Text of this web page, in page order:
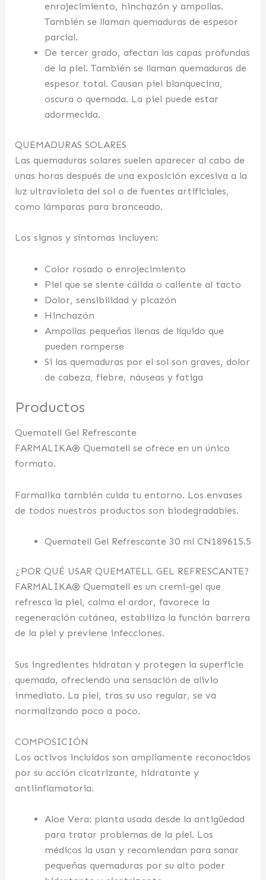
enrojecimiento, hinchazón y ampollas.
También se llaman quemaduras de espesor
parcial.
De tercer grado, afectan las capas profundas
de la piel. También se llaman quemaduras de
espesor total. Causan piel blanquecina,
oscura o quemada. La piel puede estar
adormecida.
QUEMADURAS SOLARES
Las quemaduras solares suelen aparecer al cabo de
unas horas después de una exposición excesiva a la
luz ultravioleta del sol o de fuentes artificiales,
como lámparas para bronceado.
Los signos y síntomas incluyen:
Color rosado o enrojecimiento
Piel que se siente cálida o caliente al tacto
Dolor, sensibilidad y picazón
Hinchazón
Ampollas pequeñas llenas de líquido que
pueden romperse
Si las quemaduras por el sol son graves, dolor
de cabeza, fiebre, náuseas y fatiga
Productos
Quematell Gel Refrescante
FARMALIKA® Quematell se ofrece en un único
formato.
Farmalika también cuida tu entorno. Los envases
de todos nuestros productos son biodegradables.
Quematell Gel Refrescante 30 ml CN189615.5
¿POR QUÉ USAR QUEMATELL GEL REFRESCANTE?
FARMALIKA® Quematell es un cremi-gel que
refresca la piel, calma el ardor, favorece la
regeneración cutánea, estabiliza la función barrera
de la piel y previene infecciones.
Sus ingredientes hidratan y protegen la superficie
quemada, ofreciendo una sensación de alivio
inmediato. La piel, tras su uso regular, se va
normalizando poco a poco.
COMPOSICIÓN
Los activos incluidos son ampliamente reconocidos
por su acción cicatrizante, hidratante y
antiinflamatoria.
Aloe Vera: planta usada desde la antigüedad
para tratar problemas de la piel. Los
médicos la usan y recomiendan para sanar
pequeñas quemaduras por su alto poder